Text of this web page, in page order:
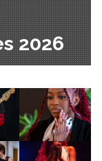
2026